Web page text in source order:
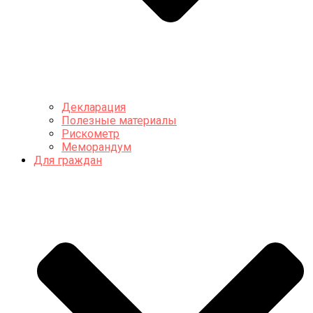
Декларация
Полезные материалы
Рискометр
Меморандум
Для граждан